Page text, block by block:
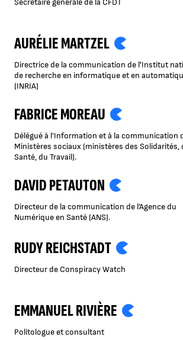
Secrétaire générale de la CFDT
AURÉLIE MARTZEL
Directrice de la communication de l'Institut
de recherche en informatique et en
(INRIA)
FABRICE MOREAU
Délégué à l’Information et à la communication
Ministères sociaux (ministères des Solidarités,
Santé, du Travail).
DAVID PETAUTON
Directeur de la communication de l’Agence du
Numérique en Santé (ANS).
RUDY REICHSTADT
Directeur de Conspiracy Watch
EMMANUEL RIVIÈRE
Politologue et consultant